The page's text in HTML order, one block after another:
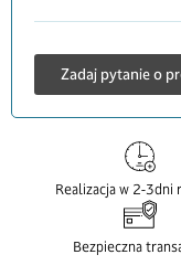
Zadaj pytanie o
Realizacja w 2-3dni
Bezpieczna